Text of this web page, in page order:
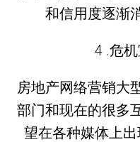
和信用度逐渐
4 .危
房地产网络营销大
部门和现在的很多
望在各种媒体上